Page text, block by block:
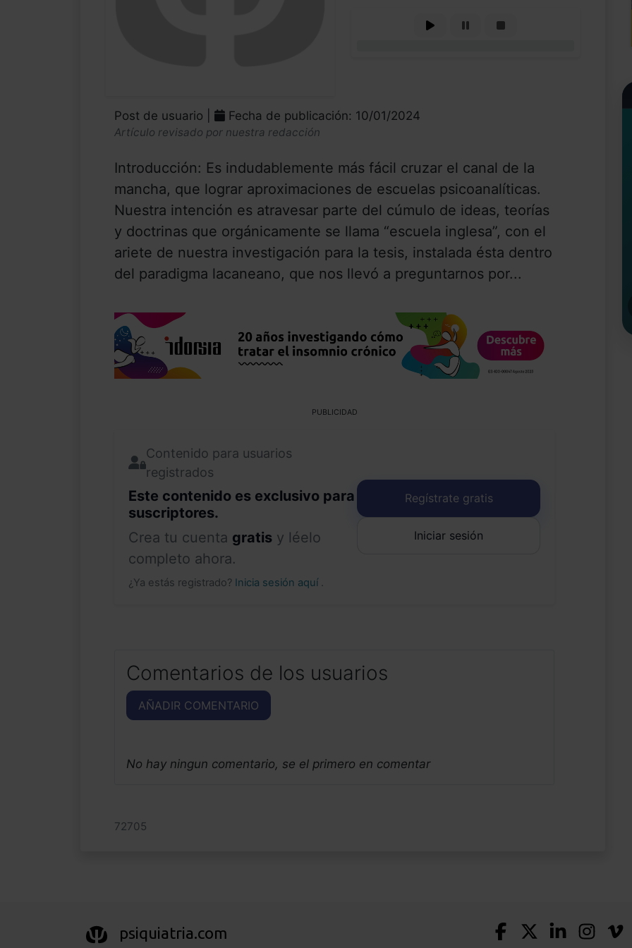
Post de usuario | Fecha de publicación: 10/01/2024
Artículo revisado por nuestra redacción
Introducción: Es indudablemente más fácil cruzar el canal de la
mancha, que lograr aproximaciones de escuelas psicoanalíticas.
Nuestra intención es atravesar parte del cúmulo de ideas, teorías
y doctrinas que orgánicamente se llama “escuela inglesa”, con el
ariete de nuestra investigación para la tesis, instalada ésta dentro
del paradigma lacaneano, que nos llevó a preguntarnos por...
PUBLICIDAD
Contenido para usuarios
registrados
Este contenido es exclusivo para
suscriptores.
Crea tu cuenta gratis y léelo
completo ahora.
¿Ya estás registrado? Inicia sesión aquí .
Regístrate gratis
Iniciar sesión
Comentarios de los usuarios
AÑADIR COMENTARIO
No hay ningun comentario, se el primero en comentar
72705
psiquiatria.com